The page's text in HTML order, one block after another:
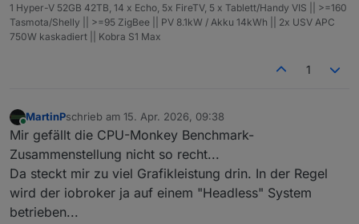
1 Hyper-V 52GB 42TB, 14 x Echo, 5x FireTV, 5 x Tablett/Handy VIS || >=160
Tasmota/Shelly || >=95 ZigBee || PV 8.1kW / Akku 14kWh || 2x USV APC
750W kaskadiert || Kobra S1 Max
1
Online
MartinPschrieb am 15. Apr. 2026, 09:38
zuletzt editiert von
Mir gefällt die CPU-Monkey Benchmark-
Zusammenstellung nicht so recht...
Da steckt mir zu viel Grafikleistung drin. In der Regel
wird der iobroker ja auf einem "Headless" System
betrieben...